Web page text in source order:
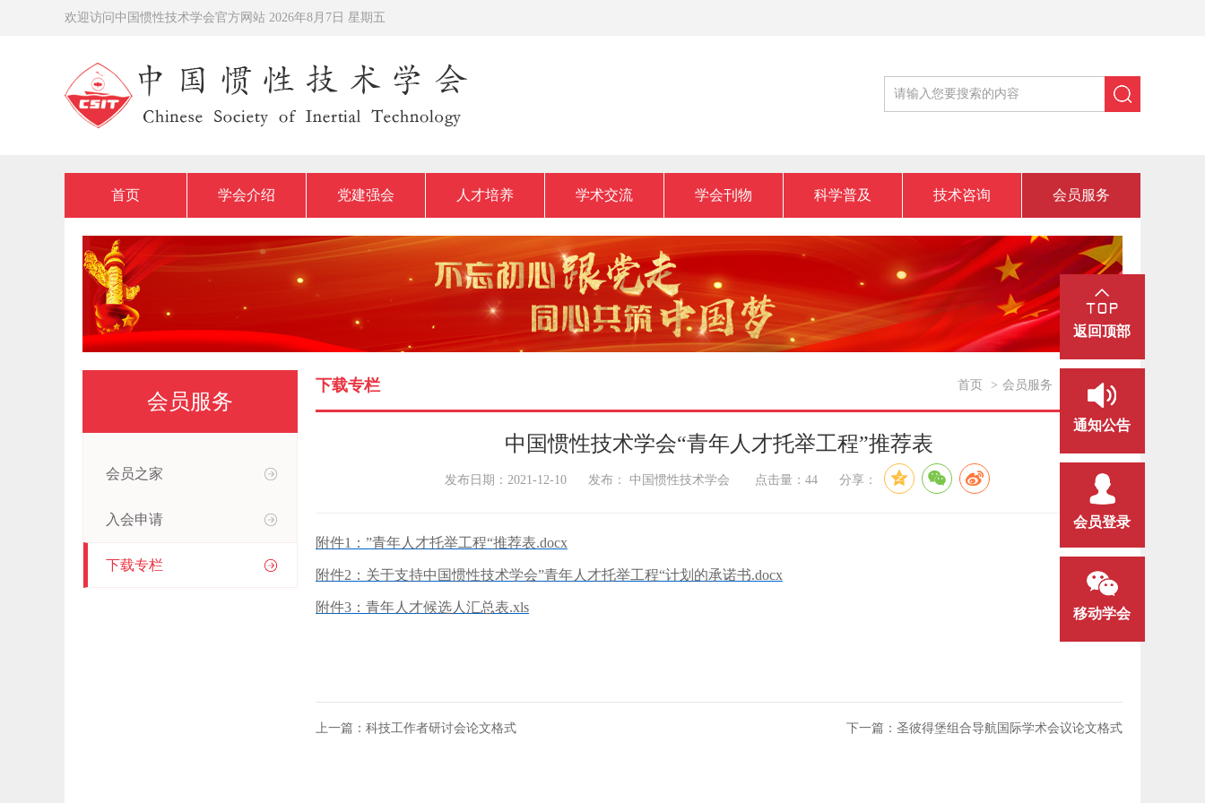
欢迎访问中国惯性技术学会官方网站 2026年8月7日 星期五
首页 学会介绍 党建强会 人才培养 学术交流 学会刊物 科学普及 技术咨询 会员服务
会员服务
会员之家
入会申请
下载专栏
下载专栏 首页 > 会员服务 下载专栏
中国惯性技术学会“青年人才托举工程”推荐表
发布日期：2021-12-10 发布： 中国惯性技术学会 点击量： 44 分享：
附件1：”青年人才托举工程“推荐表.docx
附件2：关于支持中国惯性技术学会”青年人才托举工程“计划的承诺书.docx
附件3：青年人才候选人汇总表.xls
上一篇：科技工作者研讨会论文格式 下一篇：圣彼得堡组合导航国际学术会议论文格式
返回顶部
通知公告
会员登录
移动学会